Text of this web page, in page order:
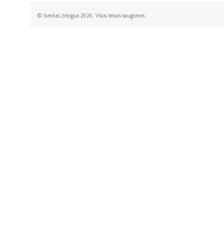
© Sveikas žmogus 2026. Visos teisės saugomos